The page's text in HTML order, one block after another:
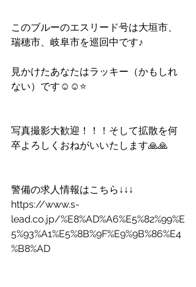
このブルーのエスリード号は大垣市、
瑞穂市、岐阜市を巡回中です♪
見かけたあなたはラッキー（かもしれ
ない）です☺☺⭐
写真撮影大歓迎！！！そして拡散を何
卒よろしくおねがいいたします🙏🙏
警備の求人情報はこちら↓↓↓
https://www.s-
lead.co.jp/%E8%AD%A6%E5%82%99%E
5%93%A1%E5%8B%9F%E9%9B%86%E4
%B8%AD